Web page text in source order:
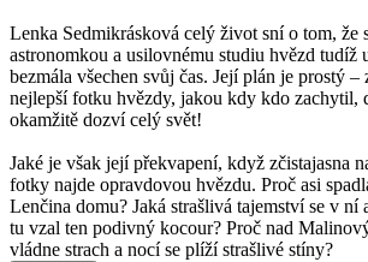
Lenka Sedmikrásková celý život sní o tom, že
astronomkou a usilovnému studiu hvězd tudíž
bezmála všechen svůj čas. Její plán je prostý
nejlepší fotku hvězdy, jakou kdy kdo zachytil,
okamžitě dozví celý svět!
Jaké je však její překvapení, když zčistajasna
fotky najde opravdovou hvězdu. Proč asi
Lenčina domu? Jaká strašlivá tajemství se v ní
tu vzal ten podivný kocour? Proč nad
vládne strach a nocí se plíží strašlivé stíny?